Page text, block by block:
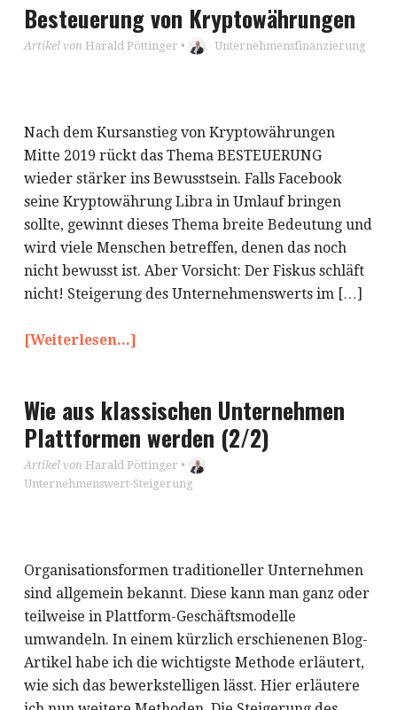
Besteuerung von Kryptowährungen
Artikel von Harald Pöttinger • Unternehmensfinanzierung
Nach dem Kursanstieg von Kryptowährungen
Mitte 2019 rückt das Thema BESTEUERUNG
wieder stärker ins Bewusstsein. Falls Facebook
seine Kryptowährung Libra in Umlauf bringen
sollte, gewinnt dieses Thema breite Bedeutung und
wird viele Menschen betreffen, denen das noch
nicht bewusst ist. Aber Vorsicht: Der Fiskus schläft
nicht! Steigerung des Unternehmenswerts im […]
[Weiterlesen...]
Wie aus klassischen Unternehmen
Plattformen werden (2/2)
Artikel von Harald Pöttinger •
Unternehmenswert-Steigerung
Organisationsformen traditioneller Unternehmen
sind allgemein bekannt. Diese kann man ganz oder
teilweise in Plattform-Geschäftsmodelle
umwandeln. In einem kürzlich erschienenen Blog-
Artikel habe ich die wichtigste Methode erläutert,
wie sich das bewerkstelligen lässt. Hier erläutere